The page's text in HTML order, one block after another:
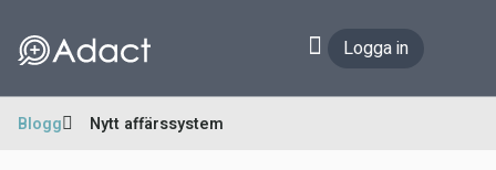
Logga in
Blogg Nytt affärssystem